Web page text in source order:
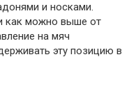
и носками.
как можно выше от
на мяч
эту позицию в